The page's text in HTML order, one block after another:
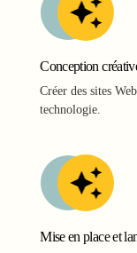
Conception
Créer des sites
technologie.
Mise en place et